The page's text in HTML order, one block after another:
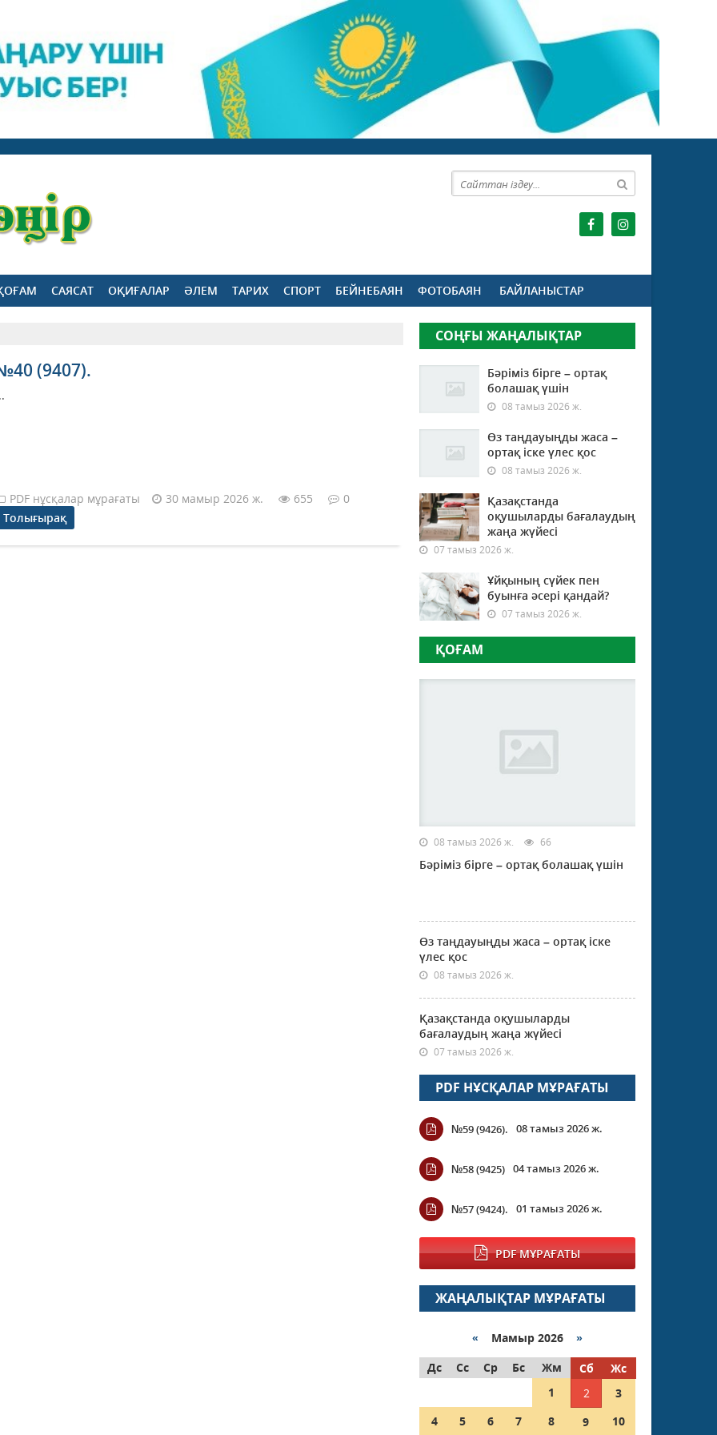
САЯСАТ ОҚИҒАЛАР ӘЛЕМ ТАРИХ СПОРТ БЕЙНЕБАЯН ФОТОБАЯН БАЙЛАНЫСТАР
(9407).
PDF нұсқалар мұрағаты 30 мамыр 2026 ж. 655
0
Толығырақ
СОҢҒЫ ЖАҢАЛЫҚТАР
Бәріміз бірге – ортақ
болашақ үшін
08 тамыз 2026 ж.
Өз таңдауыңды жаса –
ортақ іске үлес қос
08 тамыз 2026 ж.
Қазақстанда
оқушыларды бағалаудың
жаңа жүйесі
07 тамыз 2026 ж.
Ұйқының сүйек пен
буынға әсері қандай?
07 тамыз 2026 ж.
ҚОҒАМ
08 тамыз 2026 ж. 66
Бәріміз бірге – ортақ болашақ үшін
Өз таңдауыңды жаса – ортақ іске
үлес қос
08 тамыз 2026 ж.
Қазақстанда оқушыларды
бағалаудың жаңа жүйесі
07 тамыз 2026 ж.
PDF НҰСҚАЛАР МҰРАҒАТЫ
№59 (9426). 08 тамыз 2026 ж.
№58 (9425) 04 тамыз 2026 ж.
№57 (9424). 01 тамыз 2026 ж.
PDF МҰРАҒАТЫ
ЖАҢАЛЫҚТАР МҰРАҒАТЫ
« Мамыр 2026 »
Дс
Сс Ср Бс Жм Сб
Жс
1
2
3
4
5 6 7 8 9 10